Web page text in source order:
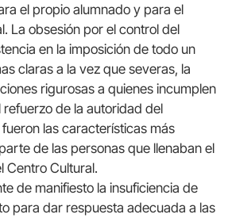
el propio alumnado y para el
La obsesión por el control del
en la imposición de todo un
claras a la vez que severas, la
rigurosas a quienes incumplen
refuerzo de la autoridad del
las características más
de las personas que llenaban el
Centro Cultural.
de manifiesto la insuficiencia de
para dar respuesta adecuada a las